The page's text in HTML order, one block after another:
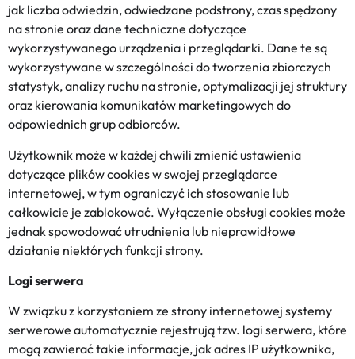
jak liczba odwiedzin, odwiedzane podstrony, czas spędzony
na stronie oraz dane techniczne dotyczące
wykorzystywanego urządzenia i przeglądarki. Dane te są
wykorzystywane w szczególności do tworzenia zbiorczych
statystyk, analizy ruchu na stronie, optymalizacji jej struktury
oraz kierowania komunikatów marketingowych do
odpowiednich grup odbiorców.
Użytkownik może w każdej chwili zmienić ustawienia
dotyczące plików cookies w swojej przeglądarce
internetowej, w tym ograniczyć ich stosowanie lub
całkowicie je zablokować. Wyłączenie obsługi cookies może
jednak spowodować utrudnienia lub nieprawidłowe
działanie niektórych funkcji strony.
Logi serwera
W związku z korzystaniem ze strony internetowej systemy
serwerowe automatycznie rejestrują tzw. logi serwera, które
mogą zawierać takie informacje, jak adres IP użytkownika,